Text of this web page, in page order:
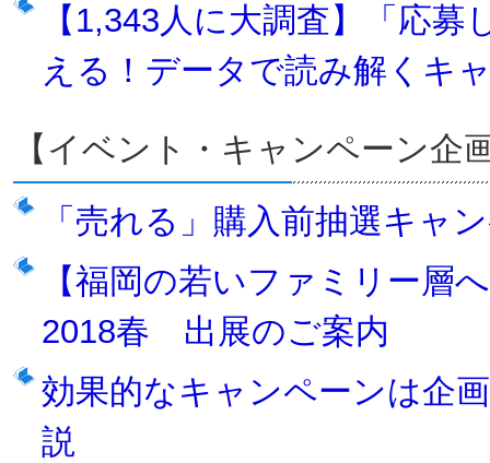
【1,343人に大調査】「応
える！データで読み解くキ
【イベント・キャンペーン企
「売れる」購入前抽選キャ
【福岡の若いファミリー層
2018春 出展のご案内
効果的なキャンペーンは企
説